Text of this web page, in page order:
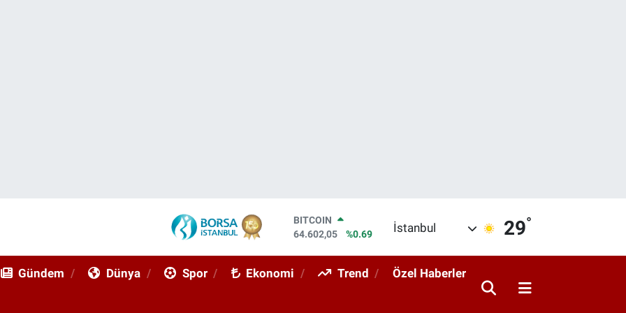
DOLAR
47,6006
%0.06
STERLİN
İstanbul 29°
Gündem Dünya Spor Ekonomi Trend Özel Haberler